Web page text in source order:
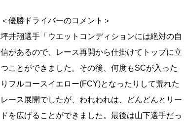
＜優勝ドライバーのコメント＞
坪井翔選手「ウエットコンディションには絶対の自
信があるので、レース再開から仕掛けてトップに立
つことができました。その後、何度もSCが入った
りフルコースイエロー(FCY)となったりして荒れた
レース展開でしたが、われわれは、どんどんとリー
ドを広げることができました。最後は山下選手だっ